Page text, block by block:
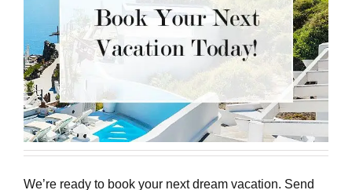
We’re ready to book your next dream vacation. Send